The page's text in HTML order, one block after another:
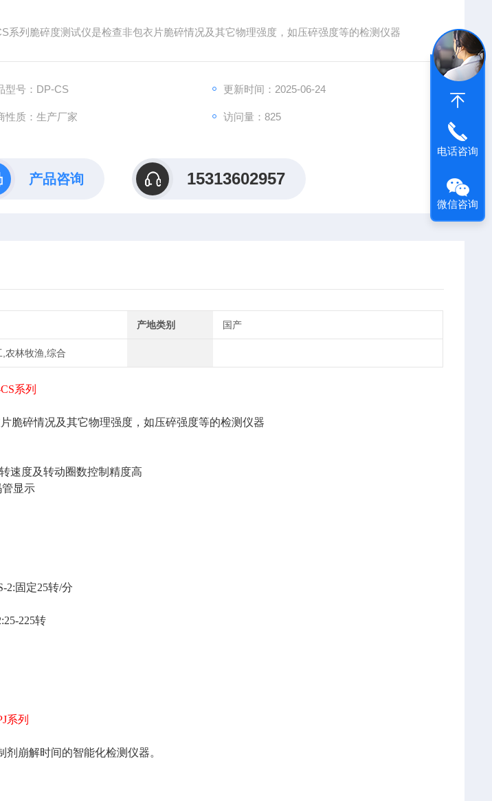
系列脆碎度测试仪是检查非包衣片脆碎情况及其它物理强度，如压碎强度等的检测仪器
型号：DP-CS 更新时间：2025-06-24
性质：生产厂家 访问量：825
产品咨询 15313602957
产地类别 国产
农林牧渔,综合
系列
脆碎情况及其它物理强度，如压碎强度等的检测仪器
速度及转动圈数控制精度高
显示
2:固定25转/分
225转
系列
崩解时间的智能化检测仪器。
电话咨询
微信咨询